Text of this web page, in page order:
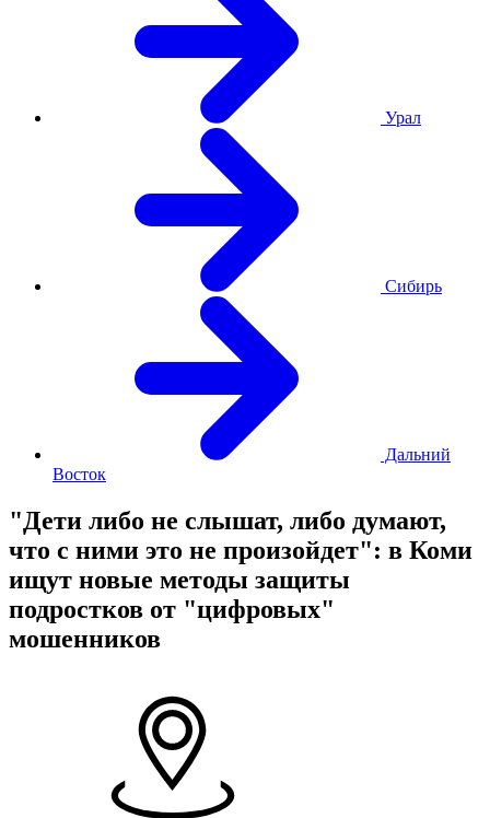
Урал
Сибирь
Дальний
Восток
"Дети либо не слышат, либо думают,
что с ними это не произойдет": в Коми
ищут новые методы защиты
подростков от "цифровых"
мошенников